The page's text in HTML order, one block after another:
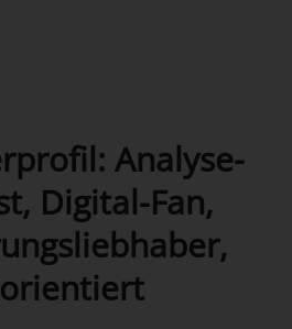
Analyse-
Digital-Fan,